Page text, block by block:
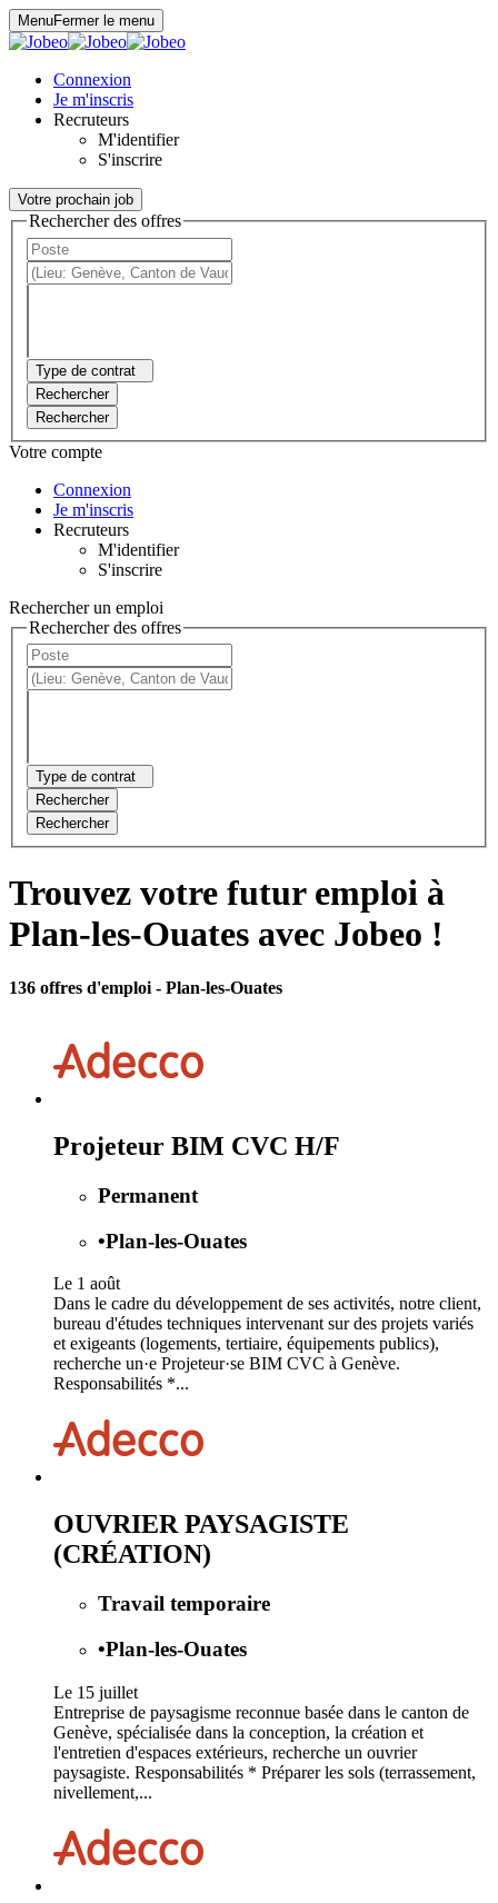
MenuFermer le menu
Connexion
Je m'inscris
Recruteurs
M'identifier
S'inscrire
Votre prochain job
Rechercher des offres
Type de contrat
Rechercher
Rechercher
Votre compte
Connexion
Je m'inscris
Recruteurs
M'identifier
S'inscrire
Rechercher un emploi
Rechercher des offres
Type de contrat
Rechercher
Rechercher
Trouvez votre futur emploi à
Plan-les-Ouates avec Jobeo !
136 offres d'emploi - Plan-les-Ouates
Projeteur BIM CVC H/F
Permanent
•Plan-les-Ouates
Le 1 août
Dans le cadre du développement de ses activités, notre client,
bureau d'études techniques intervenant sur des projets variés
et exigeants (logements, tertiaire, équipements publics),
recherche un·e Projeteur·se BIM CVC à Genève.
Responsabilités *...
OUVRIER PAYSAGISTE
(CRÉATION)
Travail temporaire
•Plan-les-Ouates
Le 15 juillet
Entreprise de paysagisme reconnue basée dans le canton de
Genève, spécialisée dans la conception, la création et
l'entretien d'espaces extérieurs, recherche un ouvrier
paysagiste. Responsabilités * Préparer les sols (terrassement,
nivellement,...
Panneau de gestion des cookies